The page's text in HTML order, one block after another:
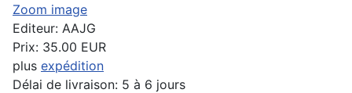
Zoom image
Editeur: AAJG
Prix: 35.00 EUR
plus expédition
Délai de livraison: 5 à 6 jours